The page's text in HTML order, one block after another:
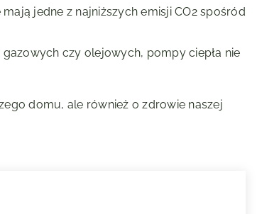
jedne z najniższych emisji CO2 spośród
czy olejowych, pompy ciepła nie
domu, ale również o zdrowie naszej